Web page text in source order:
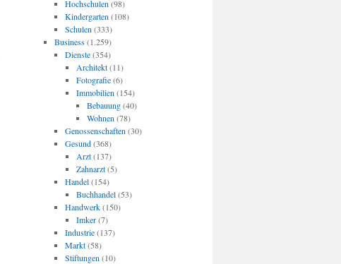
Hochschulen (98)
Kindergarten (108)
Schulen (333)
Business(1.259)
Dienste(354)
Architekt(11)
Fotografie(6)
Immobilien (154)
Bebauung(40)
Wohnen (78)
Genossenschaften (30)
Gesund(368)
Arzt(137)
Zahnarzt(5)
Handel(154)
Buchhandel(53)
Handwerk(150)
Imker(7)
Industrie(137)
Markt(58)
Stiftungen (10)